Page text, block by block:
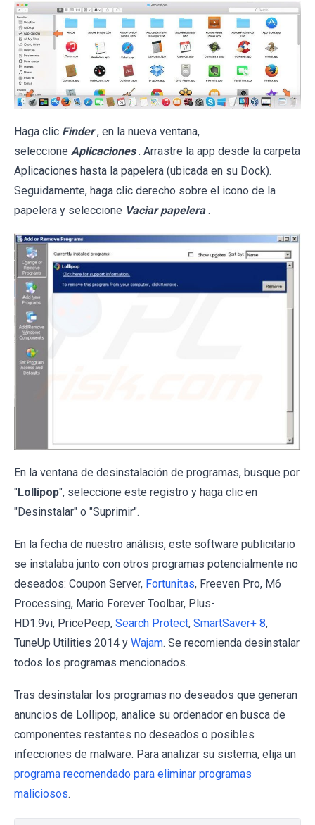
Haga clic Finder , en la nueva ventana,
seleccione Aplicaciones . Arrastre la app desde la carpeta
Aplicaciones hasta la papelera (ubicada en su Dock).
Seguidamente, haga clic derecho sobre el icono de la
papelera y seleccione Vaciar papelera .
En la ventana de desinstalación de programas, busque por
"Lollipop", seleccione este registro y haga clic en
"Desinstalar" o "Suprimir".
En la fecha de nuestro análisis, este software publicitario
se instalaba junto con otros programas potencialmente no
deseados: Coupon Server, Fortunitas, Freeven Pro, M6
Processing, Mario Forever Toolbar, Plus-
HD1.9vi, PricePeep, Search Protect, SmartSaver+ 8,
TuneUp Utilities 2014 y Wajam. Se recomienda desinstalar
todos los programas mencionados.
Tras desinstalar los programas no deseados que generan
anuncios de Lollipop, analice su ordenador en busca de
componentes restantes no deseados o posibles
infecciones de malware. Para analizar su sistema, elija un
programa recomendado para eliminar programas
maliciosos.